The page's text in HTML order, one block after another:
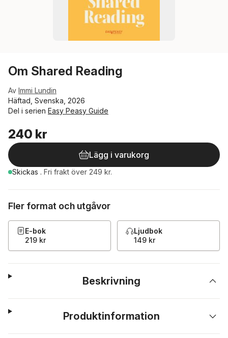
Om Shared Reading
Av Immi Lundin
Häftad, Svenska, 2026
Del i serien Easy Peasy Guide
240 kr
Lägg i varukorg
Skickas . Fri frakt över 249 kr.
Fler format och utgåvor
E-bok
219 kr
Ljudbok
149 kr
Beskrivning
Produktinformation